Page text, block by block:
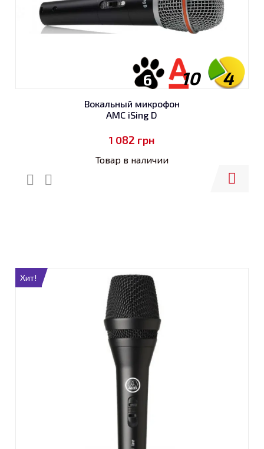
4
10
6
Вокальный микрофон
AMC iSing D
1 082 грн
Товар в наличии
Хит!